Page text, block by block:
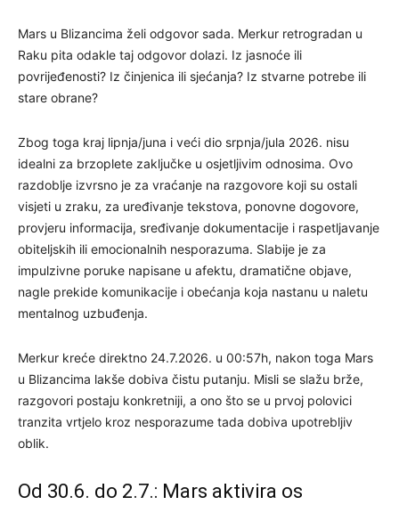
Mars u Blizancima želi odgovor sada. Merkur retrogradan u
Raku pita odakle taj odgovor dolazi. Iz jasnoće ili
povrijeđenosti? Iz činjenica ili sjećanja? Iz stvarne potrebe ili
stare obrane?
Zbog toga kraj lipnja/juna i veći dio srpnja/jula 2026. nisu
idealni za brzoplete zaključke u osjetljivim odnosima. Ovo
razdoblje izvrsno je za vraćanje na razgovore koji su ostali
visjeti u zraku, za uređivanje tekstova, ponovne dogovore,
provjeru informacija, sređivanje dokumentacije i raspetljavanje
obiteljskih ili emocionalnih nesporazuma. Slabije je za
impulzivne poruke napisane u afektu, dramatične objave,
nagle prekide komunikacije i obećanja koja nastanu u naletu
mentalnog uzbuđenja.
Merkur kreće direktno 24.7.2026. u 00:57h, nakon toga Mars
u Blizancima lakše dobiva čistu putanju. Misli se slažu brže,
razgovori postaju konkretniji, a ono što se u prvoj polovici
tranzita vrtjelo kroz nesporazume tada dobiva upotrebljiv
oblik.
Od 30.6. do 2.7.: Mars aktivira os